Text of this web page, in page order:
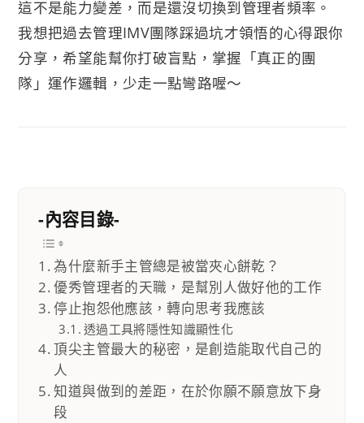
這不是能力變差，而是還沒切換到管理者頻率。
我想把過去管理IMV團隊踩過坑才領悟的心得跟你
分享，希望能幫你打破盲點，掌握「真正的團
隊」運作邏輯，少走一點彎路喔～
-內容目錄-
為什麼新手主管總是被當夾心餅乾？
優秀管理者的天職，是幫別人做好他的工作
停止抱怨他應該，轉向思考我應該
透過工具將隱性知識顯性化
頂尖主管最大的秘密，是創造能取代自己的
人
知道與做到的差距，在於你願不願意放下身
段